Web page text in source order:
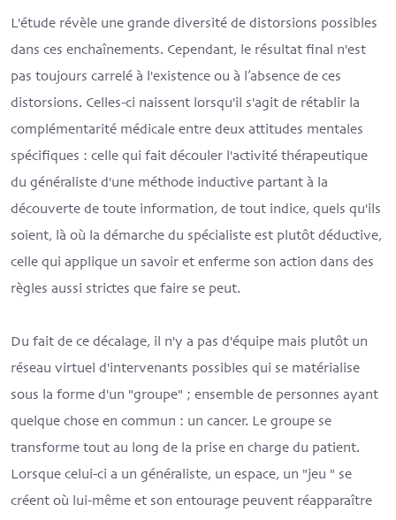
L'étude révèle une grande diversité de distorsions possibles
dans ces enchaînements. Cependant, le résultat final n'est
pas toujours carrelé à l'existence ou à l’absence de ces
distorsions. Celles-ci naissent lorsqu'il s'agit de rétablir la
complémentarité médicale entre deux attitudes mentales
spécifiques : celle qui fait découler l'activité thérapeutique
du généraliste d'une méthode inductive partant à la
découverte de toute information, de tout indice, quels qu'ils
soient, là où la démarche du spécialiste est plutôt déductive,
celle qui applique un savoir et enferme son action dans des
règles aussi strictes que faire se peut.
Du fait de ce décalage, il n'y a pas d'équipe mais plutôt un
réseau virtuel d'intervenants possibles qui se matérialise
sous la forme d'un "groupe" ; ensemble de personnes ayant
quelque chose en commun : un cancer. Le groupe se
transforme tout au long de la prise en charge du patient.
Lorsque celui-ci a un généraliste, un espace, un "jeu " se
créent où lui-même et son entourage peuvent réapparaître